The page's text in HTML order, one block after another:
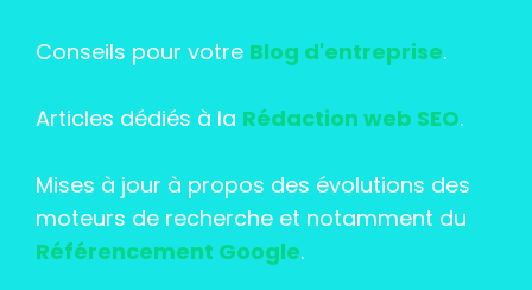
Conseils pour votre Blog d'entreprise.
Articles dédiés à la Rédaction web SEO.
Mises à jour à propos des évolutions des
moteurs de recherche et notamment du
Référencement Google.